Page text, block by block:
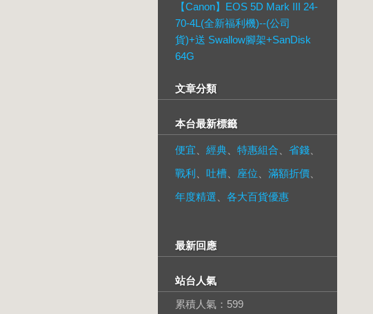
【Canon】EOS 5D Mark III 24-
70-4L(全新福利機)--(公司
貨)+送 Swallow腳架+SanDisk
64G
文章分類
本台最新標籤
便宜 經典 特惠組合 省錢
戰利
吐槽 座位 滿額折價
年度精選
各大百貨優惠
最新回應
站台人氣
累積人氣： 599